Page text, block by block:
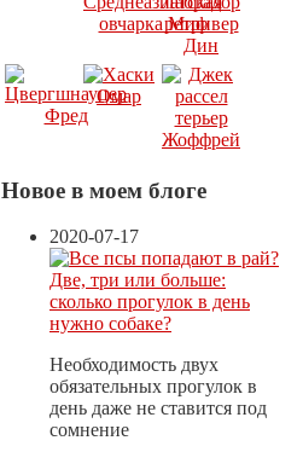
Новое в моем блоге
2020-07-17
Две, три или больше:
сколько прогулок в день
нужно собаке?
Необходимость двух
обязательных прогулок в
день даже не ставится под
сомнение